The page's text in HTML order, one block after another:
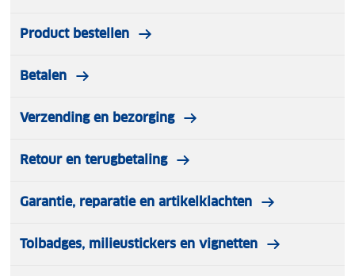
Product bestellen
Betalen
Verzending en bezorging
Retour en terugbetaling
Garantie, reparatie en artikelklachten
Tolbadges, milieustickers en vignetten